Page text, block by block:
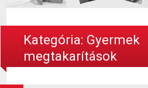
Kategória: Gyermek
megtakarítások